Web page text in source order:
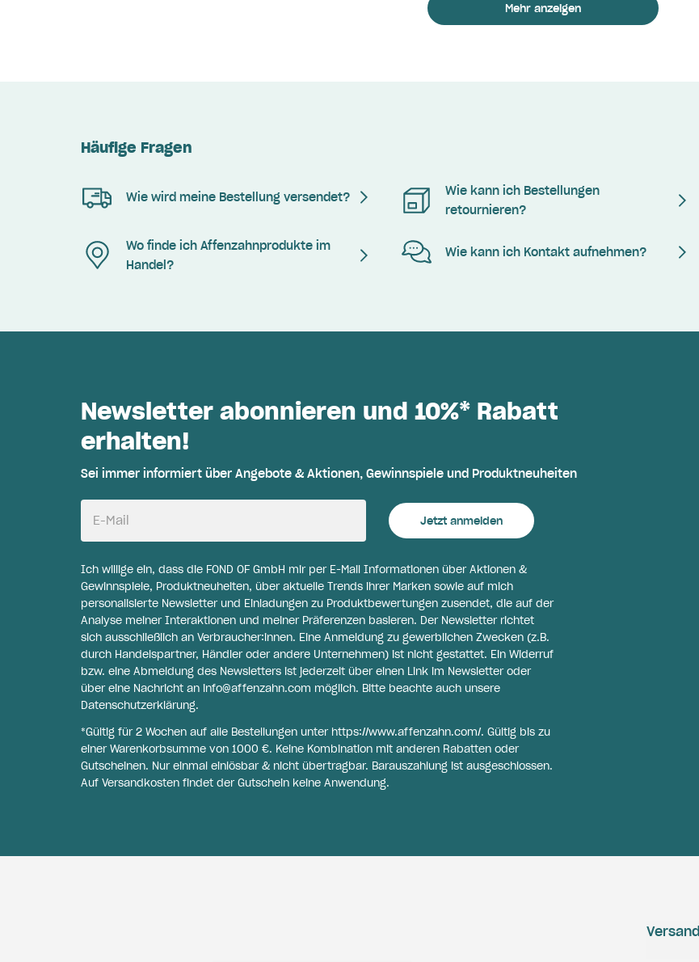
Mehr anzeigen
Häufige Fragen
Wie wird meine Bestellung versendet?
Wie kann ich Bestellungen
retournieren?
Wo finde ich Affenzahnprodukte im
Handel?
Wie kann ich Kontakt aufnehmen?
Newsletter abonnieren und 10%* Rabatt
erhalten!
Sei immer informiert über Angebote & Aktionen, Gewinnspiele und Produktneuheiten
E-Mail Jetzt anmelden
Ich willige ein, dass die FOND OF GmbH mir per E-Mail Informationen über Aktionen &
Gewinnspiele, Produktneuheiten, über aktuelle Trends ihrer Marken sowie auf mich
personalisierte Newsletter und Einladungen zu Produktbewertungen zusendet, die auf der
Analyse meiner Interaktionen und meiner Präferenzen basieren. Der Newsletter richtet
sich ausschließlich an Verbraucher:innen. Eine Anmeldung zu gewerblichen Zwecken (z.B.
durch Handelspartner, Händler oder andere Unternehmen) ist nicht gestattet. Ein Widerruf
bzw. eine Abmeldung des Newsletters ist jederzeit über einen Link im Newsletter oder
über eine Nachricht an info@affenzahn.com möglich. Bitte beachte auch unsere
Datenschutzerklärung.
*Gültig für 2 Wochen auf alle Bestellungen unter https://www.affenzahn.com/. Gültig bis zu
einer Warenkorbsumme von 1000 €. Keine Kombination mit anderen Rabatten oder
Gutscheinen. Nur einmal einlösbar & nicht übertragbar. Barauszahlung ist ausgeschlossen.
Auf Versandkosten findet der Gutschein keine Anwendung.
Versand